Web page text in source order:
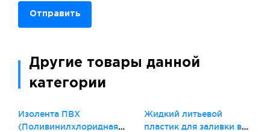
Отправить
Другие товары данной
категории
Изолента ПВХ
(Поливинилхлоридная
Жидкий литьевой
пластик для заливки в